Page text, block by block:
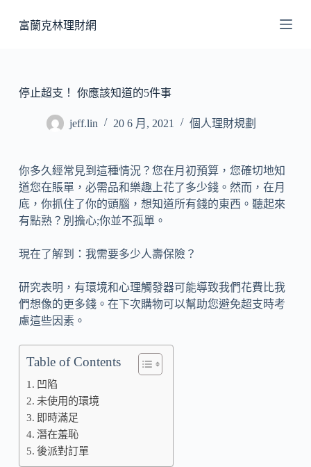
至
容
富蘭克林理財網
停止超支！ 你應該知道的5件事
jeff.lin 20 6 月, 2021 個人理財規劃
你多久經常見到這種情況？您在月初預算，您確切地知
道您在賬單，必需品和樂趣上花了多少錢。然而，在月
底，你抓住了你的頭腦，想知道所有錢的東西。聽起來
有點熟？別擔心;你並不孤單。
現在了解到：我需要多少人壽保險？
研究表明，有環境和心理觸發器可能導致我們花費比我
們想像的更多錢。在下次購物可以幫助您避免超支時考
慮這些因素。
Table of Contents
凹陷
未使用的環境
即時滿足
潛在羞恥
後派對訂單